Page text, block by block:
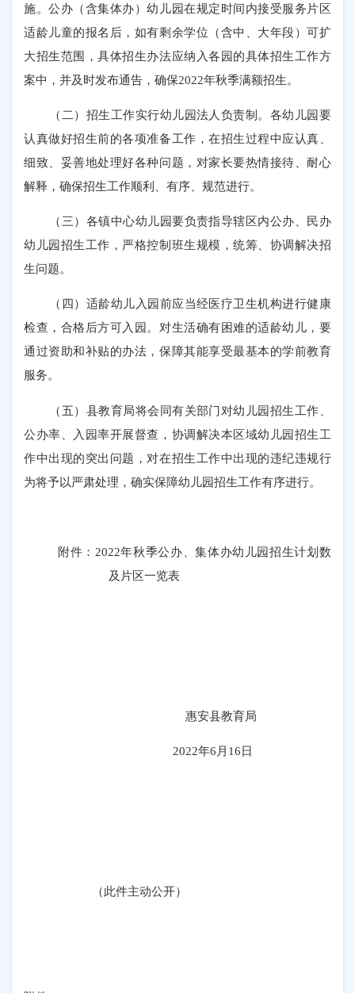
施。公办（含集体办）幼儿园在规定时间内接受服务片区
适龄儿童的报名后，如有剩余学位（含中、大年段）可扩
大招生范围，具体招生办法应纳入各园的具体招生工作方
案中，并及时发布通告，确保2022年秋季满额招生。
（二）招生工作实行幼儿园法人负责制。各幼儿园要
认真做好招生前的各项准备工作，在招生过程中应认真、
细致、妥善地处理好各种问题，对家长要热情接待、耐心
解释，确保招生工作顺利、有序、规范进行。
（三）各镇中心幼儿园要负责指导辖区内公办、民办
幼儿园招生工作， 严格控制班生规模，统筹、协调解决招
生问题。
（四）适龄幼儿入园前应当经医疗卫生机构进行健康
检查，合格后方可入园。对生活确有困难的适龄幼儿，要
通过资助和补贴的办法，保障其能享受最基本的学前教育
服务。
（五）县教育局将会同有关部门对幼儿园招生工作、
公办率、入园率开展督查 ，协调解决本区域幼儿园招生工
作中出现的突出问题，对在招生工作中出现的违纪违规行
为将予以严肃处理，确实保障幼儿园招生工作有序进行。
附件： 2022年秋季公办、集体办幼儿园招生计划数
及片区一览表
惠安县教育局
2022年6月16日
（此件主动公开）